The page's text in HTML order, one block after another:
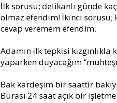
İlk sorusu; delikanlı günde
olmaz efendim! İkinci sorusu;
cevap veremem efendim.
Adamın ilk tepkisi kızgınlıkla
yaparken duyacağım
Bak kardeşim bir saattir
Burası 24 saat açık bir